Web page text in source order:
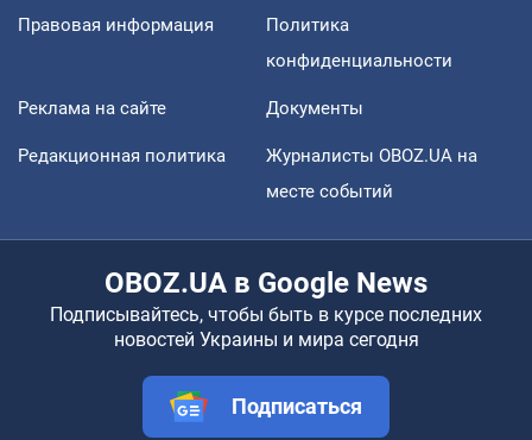
Правовая информация
Политика
конфиденциальности
Реклама на сайте Документы
Редакционная политика
Журналисты OBOZ.UA на
месте событий
OBOZ.UA в Google News
Подписывайтесь, чтобы быть в курсе последних
новостей Украины и мира сегодня
Подписаться